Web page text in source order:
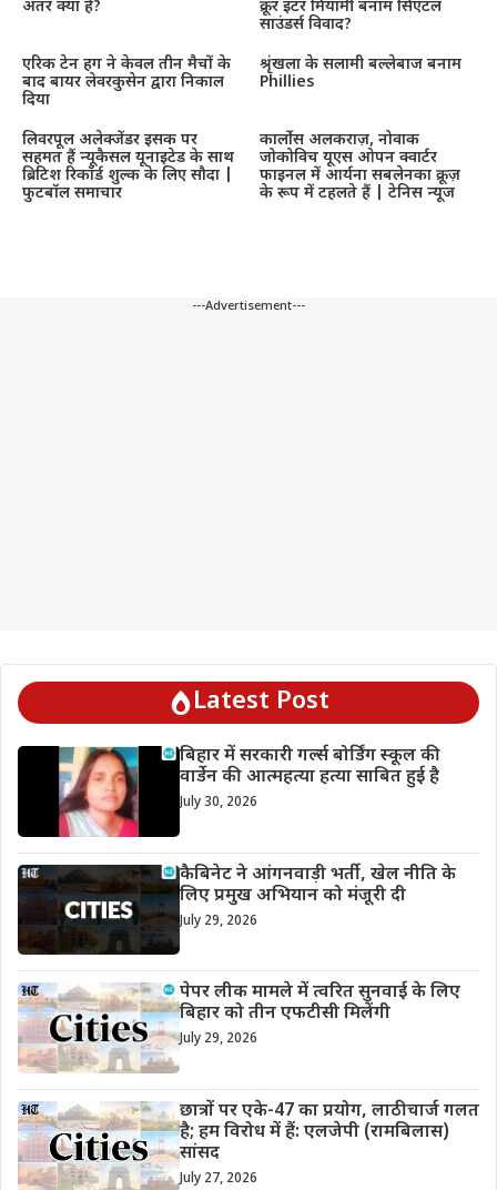
अंतर क्या है?
क्रूर इंटर मियामी बनाम सिएटल
साउंडर्स विवाद?
एरिक टेन हग ने केवल तीन मैचों के
बाद बायर लेवरकुसेन द्वारा निकाल
दिया
श्रृंखला के सलामी बल्लेबाज बनाम
Phillies
लिवरपूल अलेक्जेंडर इसक पर
सहमत हैं न्यूकैसल यूनाइटेड के साथ
ब्रिटिश रिकॉर्ड शुल्क के लिए सौदा |
फुटबॉल समाचार
कार्लोस अलकराज़, नोवाक
जोकोविच यूएस ओपन क्वार्टर
फाइनल में आर्यना सबलेनका क्रूज़
के रूप में टहलते हैं | टेनिस न्यूज
---Advertisement---
Latest Post
बिहार में सरकारी गर्ल्स बोर्डिंग स्कूल की
वार्डेन की आत्महत्या हत्या साबित हुई है
July 30, 2026
कैबिनेट ने आंगनवाड़ी भर्ती, खेल नीति के
लिए प्रमुख अभियान को मंजूरी दी
July 29, 2026
पेपर लीक मामले में त्वरित सुनवाई के लिए
बिहार को तीन एफटीसी मिलेंगी
July 29, 2026
छात्रों पर एके-47 का प्रयोग, लाठीचार्ज गलत
है; हम विरोध में हैं: एलजेपी (रामबिलास)
सांसद
July 27, 2026